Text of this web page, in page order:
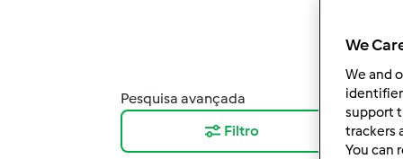
Pesquisa avançada
Filtro
12
We
We and
support
trackers
You can